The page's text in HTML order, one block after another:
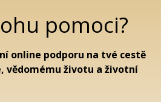
pomoci?
online podporu na tvé cestě
vědomému životu a životní